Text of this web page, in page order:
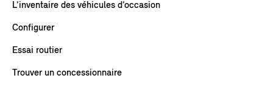
L’inventaire des véhicules d’occasion
Configurer
Essai routier
Trouver un concessionnaire